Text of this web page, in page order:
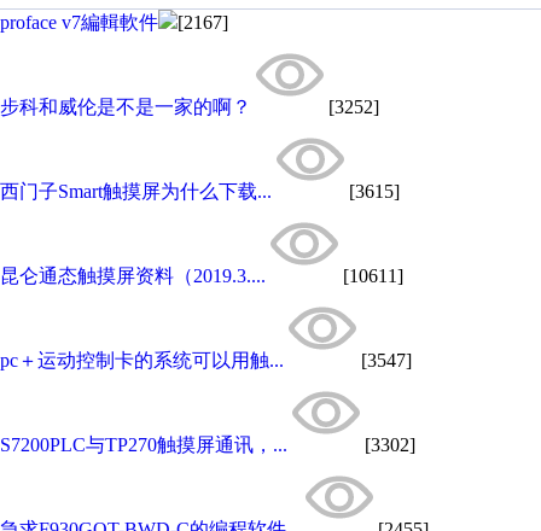
proface v7編輯軟件 [2167]
步科和威伦是不是一家的啊？ [3252]
西门子Smart触摸屏为什么下载... [3615]
昆仑通态触摸屏资料（2019.3.... [10611]
pc＋运动控制卡的系统可以用触... [3547]
S7200PLC与TP270触摸屏通讯，... [3302]